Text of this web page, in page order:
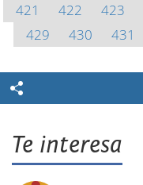
421
422 423
429
430 431
Te interesa